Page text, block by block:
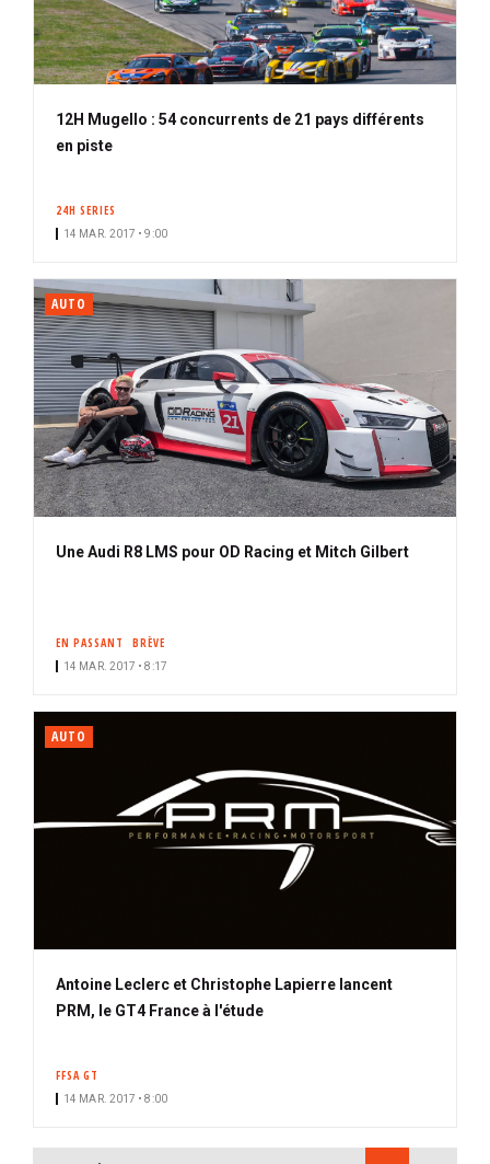
12H Mugello : 54 concurrents de 21 pays différents
en piste
24H SERIES
14 MAR. 2017 • 9:00
AUTO
Une Audi R8 LMS pour OD Racing et Mitch Gilbert
EN PASSANT BRÈVE
14 MAR. 2017 • 8:17
AUTO
Antoine Leclerc et Christophe Lapierre lancent
PRM, le GT4 France à l'étude
FFSA GT
14 MAR. 2017 • 8:00